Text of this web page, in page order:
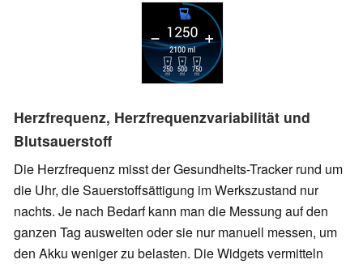
Herzfrequenz, Herzfrequenzvariabilität und
Blutsauerstoff
Die Herzfrequenz misst der Gesundheits-Tracker rund um
die Uhr, die Sauerstoffsättigung im Werkszustand nur
nachts. Je nach Bedarf kann man die Messung auf den
ganzen Tag ausweiten oder sie nur manuell messen, um
den Akku weniger zu belasten. Die Widgets vermitteln